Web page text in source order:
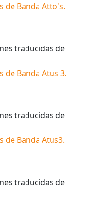
de Banda Atto's.
traducidas de
de Banda Atus 3.
traducidas de
de Banda Atus3.
traducidas de